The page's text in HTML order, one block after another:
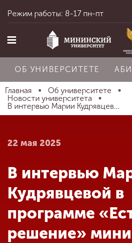
Главная
Абитуриенту
Обучение
Режим работы: 8-17 пн-пт
ОБ УНИВЕРСИТЕТЕ
Главная
Об университете
Новости университета
В интервью Марии Кудрявцев...
22 мая 2025
В интервью
Кудрявцевой в
программе
решение»